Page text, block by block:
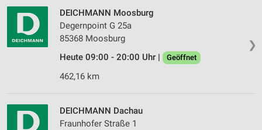
❯
DEICHMANN Moosburg
Degernpoint G 25a
85368 Moosburg
Heute 09:00 - 20:00 Uhr |
Geöffnet
462,16 km
DEICHMANN Dachau
Fraunhofer Straße 1